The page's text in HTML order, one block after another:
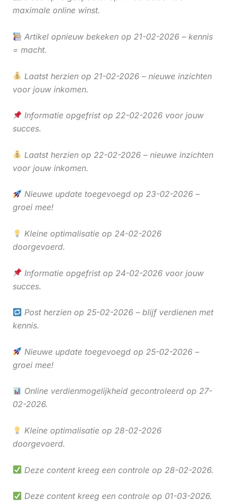
maximale online winst.
Artikel opnieuw bekeken op 21-02-2026 – kennis
= macht.
Laatst herzien op 21-02-2026 – nieuwe inzichten
voor jouw inkomen.
Informatie opgefrist op 22-02-2026 voor jouw
succes.
Laatst herzien op 22-02-2026 – nieuwe inzichten
voor jouw inkomen.
Nieuwe update toegevoegd op 23-02-2026 –
groei mee!
Kleine optimalisatie op 24-02-2026
doorgevoerd.
Informatie opgefrist op 24-02-2026 voor jouw
succes.
Post herzien op 25-02-2026 – blijf verdienen met
kennis.
Nieuwe update toegevoegd op 25-02-2026 –
groei mee!
Online verdienmogelijkheid gecontroleerd op 27-
02-2026.
Kleine optimalisatie op 28-02-2026
doorgevoerd.
Deze content kreeg een controle op 28-02-2026.
Deze content kreeg een controle op 01-03-2026.